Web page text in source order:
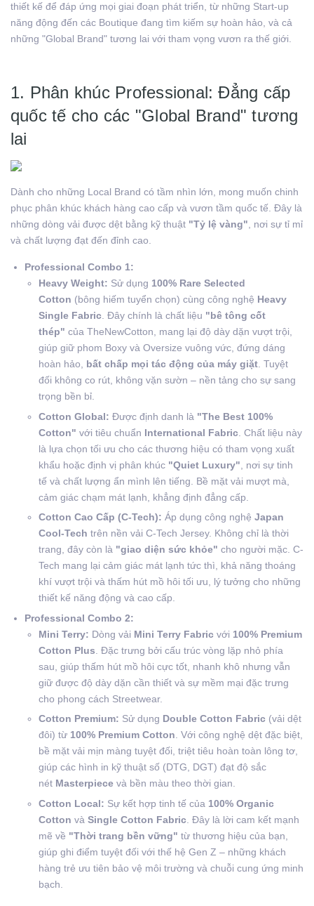
thiết kế để đáp ứng mọi giai đoạn phát triển, từ những Start-up
năng động đến các Boutique đang tìm kiếm sự hoàn hảo, và cả
những "Global Brand" tương lai với tham vọng vươn ra thế giới.
1. Phân khúc Professional: Đẳng cấp
quốc tế cho các "Global Brand" tương
lai
Dành cho những Local Brand có tầm nhìn lớn, mong muốn chinh
phục phân khúc khách hàng cao cấp và vươn tầm quốc tế. Đây là
những dòng vải được dệt bằng kỹ thuật "Tỷ lệ vàng" , nơi sự tỉ mỉ
và chất lượng đạt đến đỉnh cao.
Professional Combo 1:
Heavy Weight: Sử dụng 100% Rare Selected
Cotton (bông hiếm tuyển chọn) cùng công nghệ Heavy
Single Fabric . Đây chính là chất liệu "bê tông cốt
thép" của TheNewCotton, mang lại độ dày dặn vượt trội,
giúp giữ phom Boxy và Oversize vuông vức, đứng dáng
hoàn hảo, bất chấp mọi tác động của máy giặt . Tuyệt
đối không co rút, không vặn sườn – nền tảng cho sự sang
trọng bền bỉ.
Cotton Global: Được định danh là "The Best 100%
Cotton" với tiêu chuẩn International Fabric . Chất liệu này
là lựa chọn tối ưu cho các thương hiệu có tham vọng xuất
khẩu hoặc định vị phân khúc "Quiet Luxury" , nơi sự tinh
tế và chất lượng ẩn mình lên tiếng. Bề mặt vải mượt mà,
cảm giác chạm mát lạnh, khẳng định đẳng cấp.
Cotton Cao Cấp (C-Tech): Áp dụng công nghệ Japan
Cool-Tech trên nền vải C-Tech Jersey. Không chỉ là thời
trang, đây còn là "giao diện sức khỏe" cho người mặc. C-
Tech mang lại cảm giác mát lạnh tức thì, khả năng thoáng
khí vượt trội và thấm hút mồ hôi tối ưu, lý tưởng cho những
thiết kế năng động và cao cấp.
Professional Combo 2:
Mini Terry: Dòng vải Mini Terry Fabric với 100% Premium
Cotton Plus . Đặc trưng bởi cấu trúc vòng lặp nhỏ phía
sau, giúp thấm hút mồ hôi cực tốt, nhanh khô nhưng vẫn
giữ được độ dày dặn cần thiết và sự mềm mại đặc trưng
cho phong cách Streetwear.
Cotton Premium: Sử dụng Double Cotton Fabric (vải dệt
đôi) từ 100% Premium Cotton. Với công nghệ dệt đặc biệt,
bề mặt vải mịn màng tuyệt đối, triệt tiêu hoàn toàn lông tơ,
giúp các hình in kỹ thuật số (DTG, DGT) đạt độ sắc
nét Masterpiece và bền màu theo thời gian.
Cotton Local: Sự kết hợp tinh tế của 100% Organic
Cotton và Single Cotton Fabric . Đây là lời cam kết mạnh
mẽ về "Thời trang bền vững" từ thương hiệu của bạn,
giúp ghi điểm tuyệt đối với thế hệ Gen Z – những khách
hàng trẻ ưu tiên bảo vệ môi trường và chuỗi cung ứng minh
bạch.